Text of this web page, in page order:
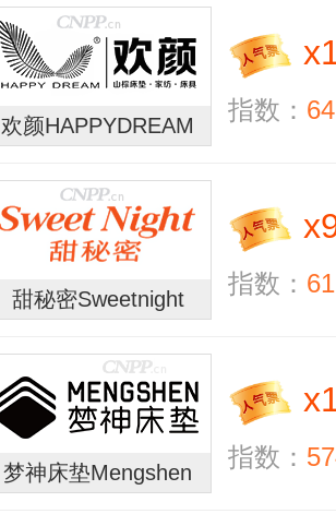
欢颜HAPPYDREAM
x
指数：
甜秘密Sweetnight
x
指数：
梦神床垫Mengshen
x
指数：